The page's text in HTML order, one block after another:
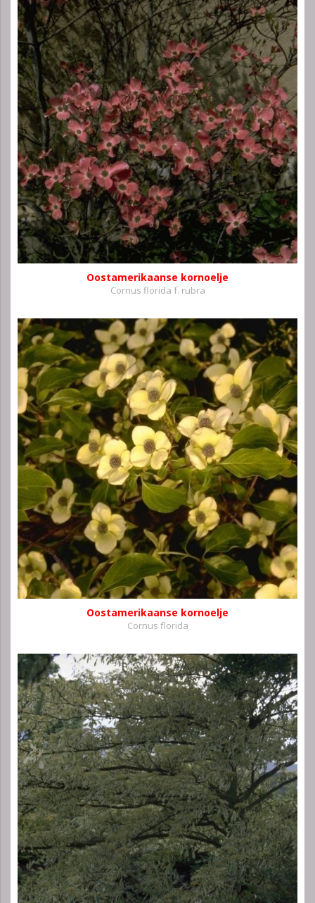
Oostamerikaanse kornoelje
Cornus florida f. rubra
Oostamerikaanse kornoelje
Cornus florida